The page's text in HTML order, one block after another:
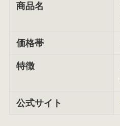
商品名
価格帯
特徴
公式サイト